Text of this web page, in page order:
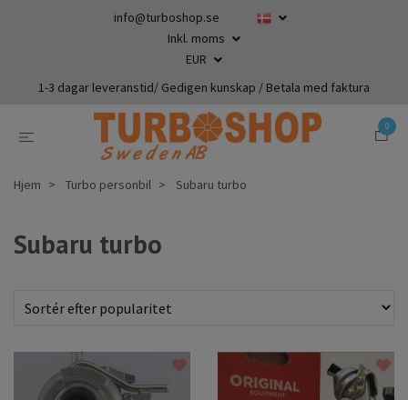
info@turboshop.se
Inkl. moms
EUR
1-3 dagar leveranstid/ Gedigen kunskap / Betala med faktura
0
Hjem Turbo personbil Subaru turbo
Subaru turbo